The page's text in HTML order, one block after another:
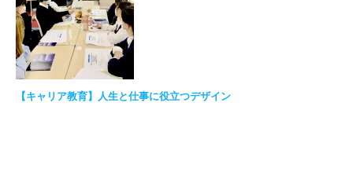
【キャリア教育】人生と仕事に役立つデザイン